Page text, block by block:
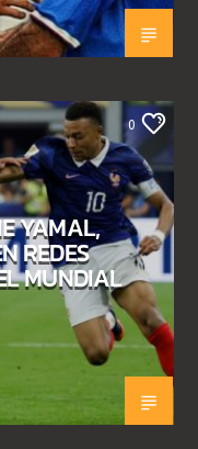
0
YAMAL,
REDES
MUNDIAL